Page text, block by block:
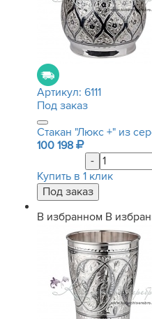
Артикул: 6111
Под заказ
Стакан "Люкс +" из
100 198
-
Купить в 1 клик
В избранном В